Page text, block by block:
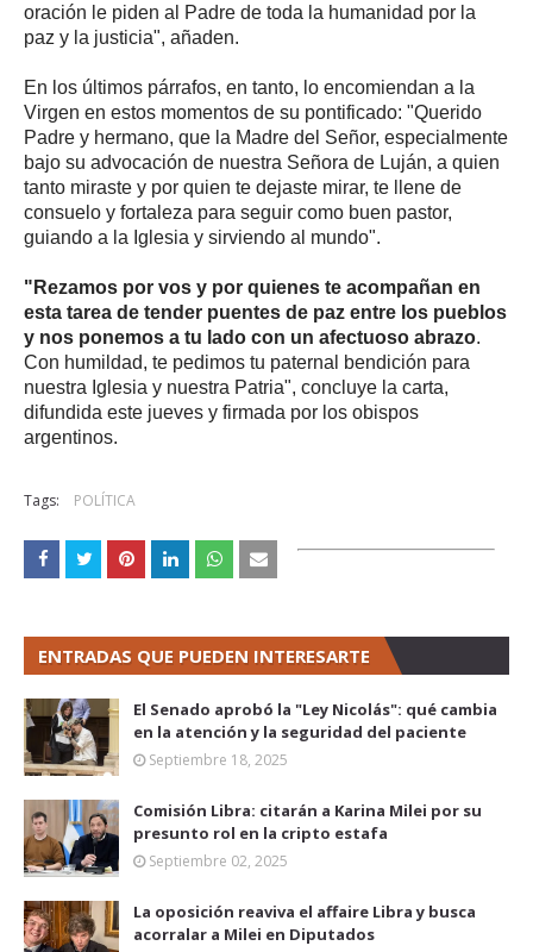
oración le piden al Padre de toda la humanidad por la
paz y la justicia", añaden.
En los últimos párrafos, en tanto, lo encomiendan a la
Virgen en estos momentos de su pontificado: "Querido
Padre y hermano, que la Madre del Señor, especialmente
bajo su advocación de nuestra Señora de Luján, a quien
tanto miraste y por quien te dejaste mirar, te llene de
consuelo y fortaleza para seguir como buen pastor,
guiando a la Iglesia y sirviendo al mundo".
"Rezamos por vos y por quienes te acompañan en
esta tarea de tender puentes de paz entre los pueblos
y nos ponemos a tu lado con un afectuoso abrazo.
Con humildad, te pedimos tu paternal bendición para
nuestra Iglesia y nuestra Patria", concluye la carta,
difundida este jueves y firmada por los obispos
argentinos.
Tags: POLÍTICA
ENTRADAS QUE PUEDEN INTERESARTE
El Senado aprobó la "Ley Nicolás": qué cambia
en la atención y la seguridad del paciente
Septiembre 18, 2025
Comisión Libra: citarán a Karina Milei por su
presunto rol en la cripto estafa
Septiembre 02, 2025
La oposición reaviva el affaire Libra y busca
acorralar a Milei en Diputados